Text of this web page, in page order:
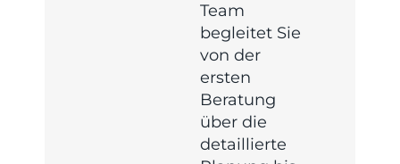
Team
begleitet Sie
von der
ersten
Beratung
über die
detaillierte